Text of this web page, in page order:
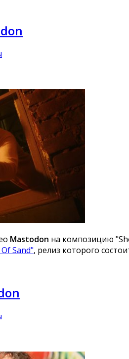
Mastodon на композицию
Sand", релиз которого